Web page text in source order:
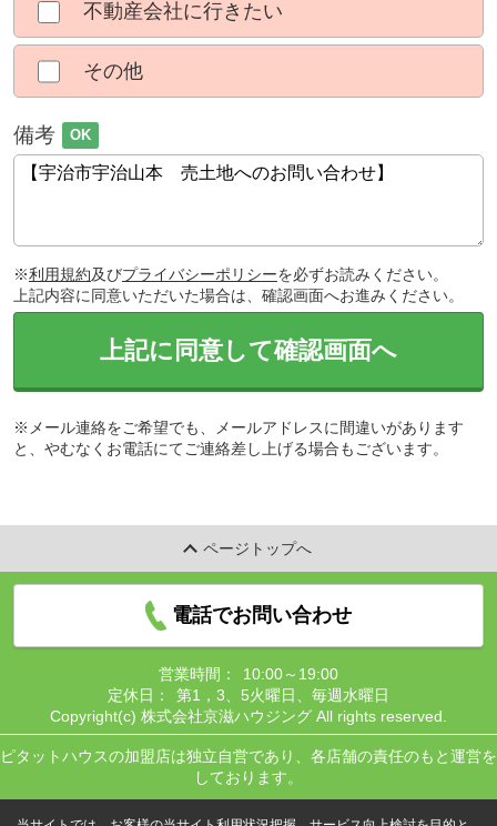
不動産会社に行きたい
その他
備考 OK
※利用規約及びプライバシーポリシーを必ずお読みください。
上記内容に同意いただいた場合は、確認画面へお進みください。
上記に同意して確認画面へ
※メール連絡をご希望でも、メールアドレスに間違いがあります
と、やむなくお電話にてご連絡差し上げる場合もございます。
ページトップへ
電話でお問い合わせ
営業時間：
10:00～19:00
定休日：
第1，3、5火曜日、毎週水曜日
Copyright(c) 株式会社京滋ハウジング All rights reserved.
ピタットハウスの加盟店は独立自営であり、各店舗の責任のもと運営を
しております。